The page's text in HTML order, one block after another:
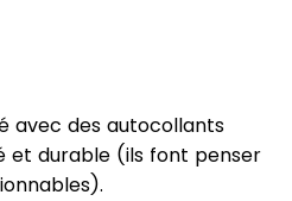
avec des autocollants
et durable (ils font penser